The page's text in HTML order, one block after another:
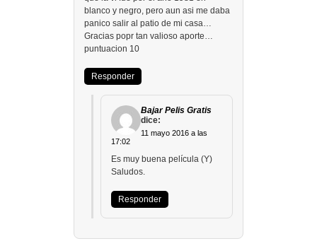
blanco y negro, pero aun asi me daba
panico salir al patio de mi casa…
Gracias popr tan valioso aporte…
puntuacion 10
Responder
Bajar Pelis Gratis
dice:
11 mayo 2016 a las
17:02
Es muy buena película (Y)
Saludos.
Responder